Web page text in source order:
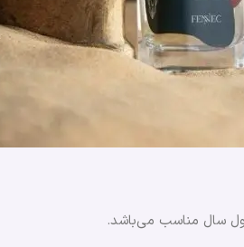
سال مناسب می‌باشد.